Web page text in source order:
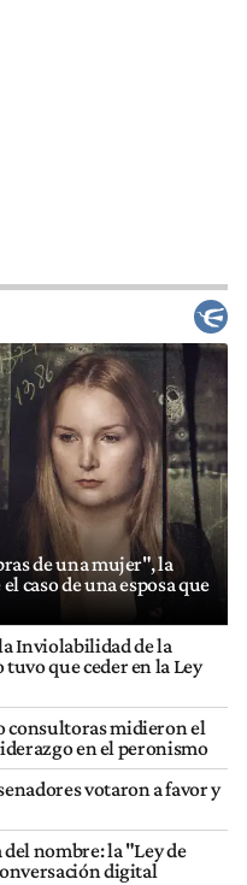
de una mujer", la
caso de una esposa que
Inviolabilidad de la
que ceder en la Ley
consultoras midieron el
en el peronismo
votaron a favor y
nombre: la "Ley de
digital